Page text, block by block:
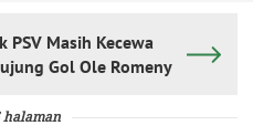
PSV Masih Kecewa
Gol Ole Romeny
halaman